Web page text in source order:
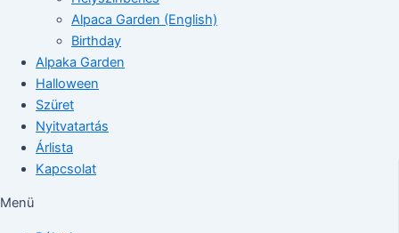
Alpaca Garden (English)
Birthday
Alpaka Garden
Halloween
Szüret
Nyitvatartás
Árlista
Kapcsolat
Menü